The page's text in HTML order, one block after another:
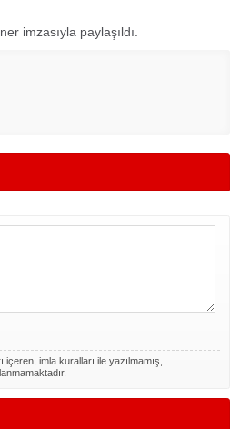
imzasıyla paylaşıldı.
imla kuralları ile yazılmamış,